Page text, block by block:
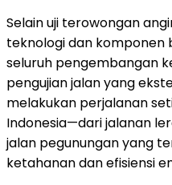
Selain uji terowongan
teknologi dan
seluruh pengembangan
pengujian jalan yang
melakukan perjalanan
Indonesia—dari jalanan
jalan pegunungan yang
ketahanan dan efisiensi